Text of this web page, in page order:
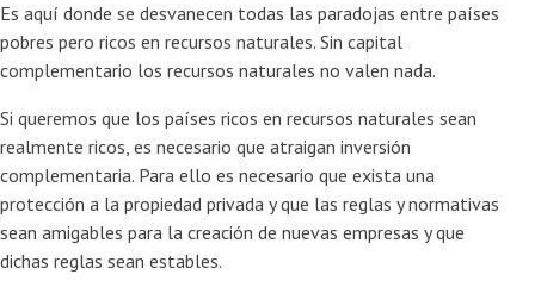
Es aquí donde se desvanecen todas las paradojas entre países
pobres pero ricos en recursos naturales. Sin capital
complementario los recursos naturales no valen nada.
Si queremos que los países ricos en recursos naturales sean
realmente ricos, es necesario que atraigan inversión
complementaria. Para ello es necesario que exista una
protección a la propiedad privada y que las reglas y normativas
sean amigables para la creación de nuevas empresas y que
dichas reglas sean estables.